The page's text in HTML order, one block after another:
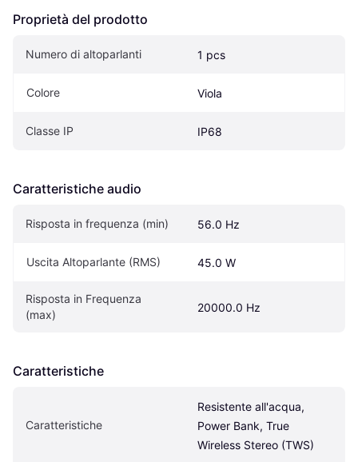
Proprietà del prodotto
Numero di altoparlanti 1 pcs
Colore Viola
Classe IP IP68
Caratteristiche audio
Risposta in frequenza (min) 56.0 Hz
Uscita Altoparlante (RMS) 45.0 W
Risposta in Frequenza
(max)
20000.0 Hz
Caratteristiche
Caratteristiche
Resistente all'acqua,
Power Bank, True
Wireless Stereo (TWS)